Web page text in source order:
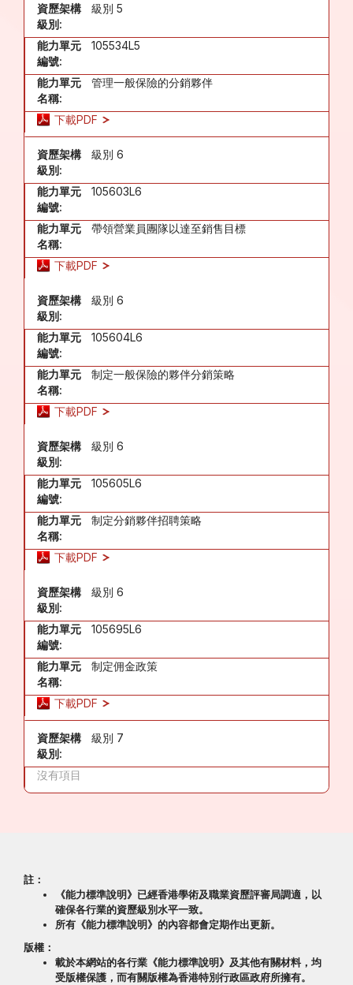
資歷架構
級別:
級別 5
能力單元
編號:
105534L5
能力單元
名稱:
管理一般保險的分銷夥伴
下載PDF
資歷架構
級別:
級別 6
能力單元
編號:
105603L6
能力單元
名稱:
帶領營業員團隊以達至銷售目標
下載PDF
資歷架構
級別:
級別 6
能力單元
編號:
105604L6
能力單元
名稱:
制定一般保險的夥伴分銷策略
下載PDF
資歷架構
級別:
級別 6
能力單元
編號:
105605L6
能力單元
名稱:
制定分銷夥伴招聘策略
下載PDF
資歷架構
級別:
級別 6
能力單元
編號:
105695L6
能力單元
名稱:
制定佣金政策
下載PDF
資歷架構
級別:
級別 7
沒有項目
註：
《能力標準說明》已經香港學術及職業資歷評審局調適，以
確保各行業的資歷級別水平一致。
所有《能力標準說明》的內容都會定期作出更新。
版權：
載於本網站的各行業《能力標準說明》及其他有關材料，均
受版權保護，而有關版權為香港特別行政區政府所擁有。